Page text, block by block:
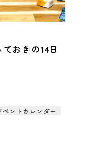
おきの14日
ントカレンダー